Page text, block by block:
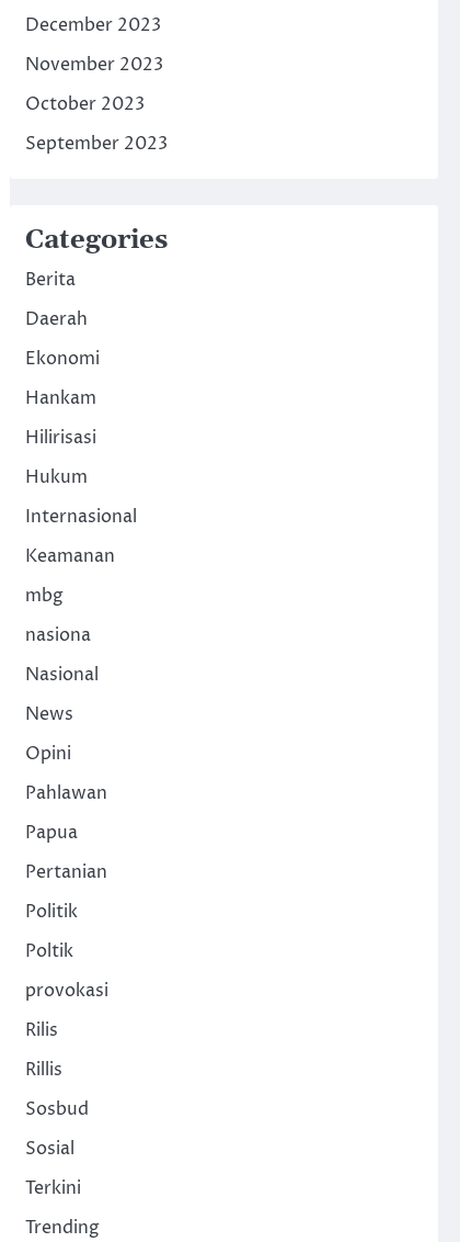
December 2023
November 2023
October 2023
September 2023
Categories
Berita
Daerah
Ekonomi
Hankam
Hilirisasi
Hukum
Internasional
Keamanan
mbg
nasiona
Nasional
News
Opini
Pahlawan
Papua
Pertanian
Politik
Poltik
provokasi
Rilis
Rillis
Sosbud
Sosial
Terkini
Trending